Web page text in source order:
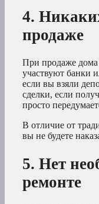
4.
продаже
При продаже
участвуют банки
если вы взяли
сделки, если
просто
В отличие от
вы не будете
5. Нет
ремонте